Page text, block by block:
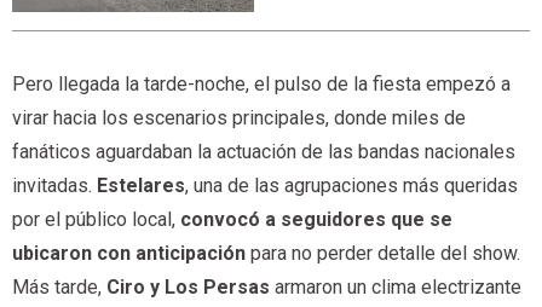
Pero llegada la tarde-noche, el pulso de la fiesta empezó a
virar hacia los escenarios principales, donde miles de
fanáticos aguardaban la actuación de las bandas nacionales
invitadas. Estelares, una de las agrupaciones más queridas
por el público local, convocó a seguidores que se
ubicaron con anticipación para no perder detalle del show.
Más tarde, Ciro y Los Persas armaron un clima electrizante